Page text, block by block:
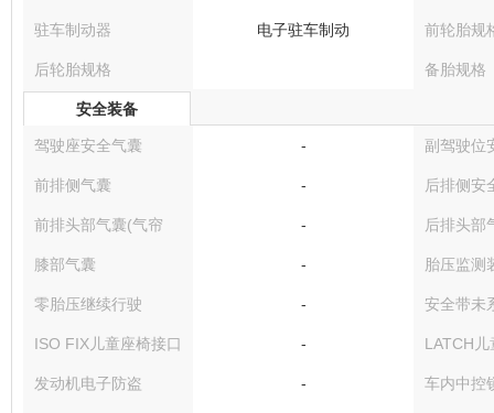
驻车制动器 电子驻车制动 前轮胎规
后轮胎规格 备胎规格
安全装备
驾驶座安全气囊 - 副驾驶位
前排侧气囊 - 后排侧安
前排头部气囊(气帘 - 后排头部
膝部气囊 - 胎压监测
零胎压继续行驶 - 安全带未
ISO FIX儿童座椅接口 - LATCH
发动机电子防盗 - 车内中控